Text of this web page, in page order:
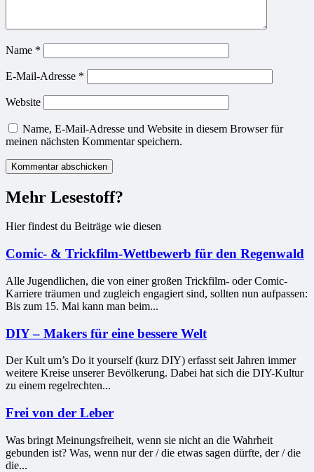
Name *
E-Mail-Adresse *
Website
Name, E-Mail-Adresse und Website in diesem Browser für
meinen nächsten Kommentar speichern.
Mehr Lesestoff?
Hier findest du Beiträge wie diesen
Comic- & Trickfilm-Wettbewerb für den Regenwald
Alle Jugendlichen, die von einer großen Trickfilm- oder Comic-
Karriere träumen und zugleich engagiert sind, sollten nun aufpassen:
Bis zum 15. Mai kann man beim...
DIY – Makers für eine bessere Welt
Der Kult um’s Do it yourself (kurz DIY) erfasst seit Jahren immer
weitere Kreise unserer Bevölkerung. Dabei hat sich die DIY-Kultur
zu einem regelrechten...
Frei von der Leber
Was bringt Meinungsfreiheit, wenn sie nicht an die Wahrheit
gebunden ist? Was, wenn nur der / die etwas sagen dürfte, der / die
die...